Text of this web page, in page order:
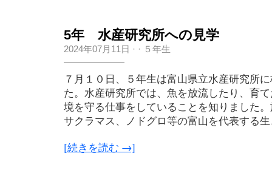
5年 水産研究所への見学
2024年07月11日 · · ５年生
７月１０日、５年生は富山県立水産研究所
た。水産研究所では、魚を放流したり、育
境を守る仕事をしていることを知りました
サクラマス、ノドグロ等の富山を代表する
[続きを読む →]